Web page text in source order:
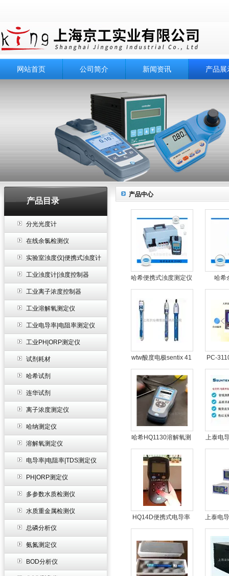
网站首页 公司简介 新闻资讯 产品展
产品目录
分光光度计
在线余氯检测仪
实验室浊度仪|便携式浊度计
工业浊度计|浊度控制器
工业离子浓度控制器
工业溶解氧测定仪
工业电导率|电阻率测定仪
工业PH|ORP测定仪
试剂耗材
哈希试剂
连华试剂
离子浓度测定仪
哈纳测定仪
溶解氧测定仪
电导率|电阻率|TDS测定仪
PH|ORP测定仪
多参数水质检测仪
水质重金属检测仪
总磷分析仪
氨氮测定仪
BOD分析仪
产品中心
哈希便携式浊度测定仪
2100Q
哈希
wtw酸度电极sentix 41
PC-
器
哈希HQ1130溶解氧测
定仪
上泰电
HQ14D便携式电导率
仪
上泰电